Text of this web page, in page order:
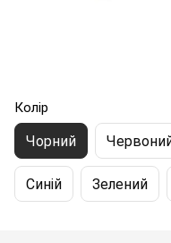
Колір
Чорний
Синій Зелений